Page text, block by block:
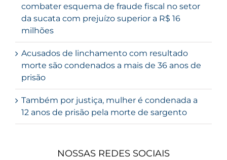
combater esquema de fraude fiscal no setor
da sucata com prejuízo superior a R$ 16
milhões
Acusados de linchamento com resultado
morte são condenados a mais de 36 anos de
prisão
Também por justiça, mulher é condenada a
12 anos de prisão pela morte de sargento
NOSSAS REDES SOCIAIS